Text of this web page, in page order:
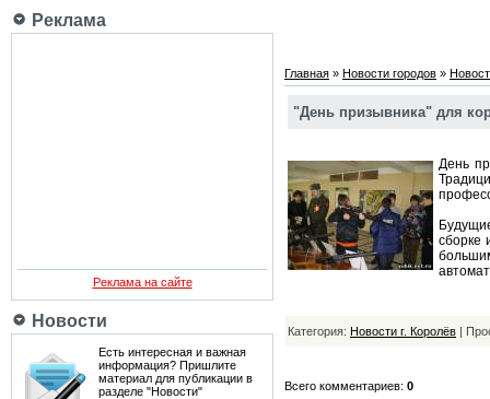
Реклама
Реклама на сайте
Новости
Есть интересная и важная
информация? Пришлите
материал для публикации в
разделе "Новости"
Главная » Новости городов »
"День призывника" для
День
сборке
Категория: Новости г. Королёв |
Всего комментариев: 0